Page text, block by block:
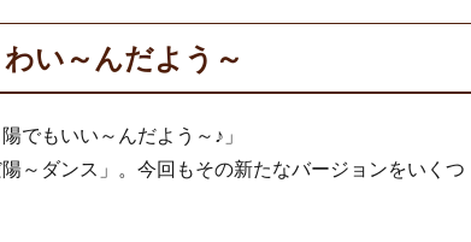
わい～んだよう～
でもいい～んだよう～♪」
～ダンス」。今回もその新たなバージョンをいくつ